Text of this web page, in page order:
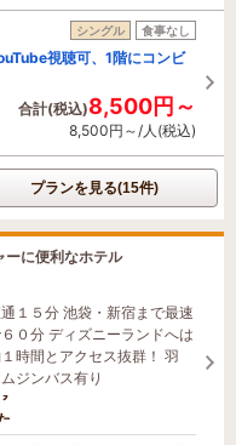
シングル 食事なし
視聴可、1階にコンビ
合計(税込)8,500円～
8,500円～/人(税込)
プランを見る(15件)
ーに便利なホテル
１５分 池袋・新宿まで最速
０分 ディズニーランドへは
時間とアクセス抜群！ 羽
ジンバス有り